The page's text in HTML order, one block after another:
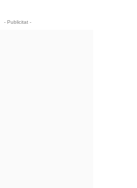
- Publicitat -